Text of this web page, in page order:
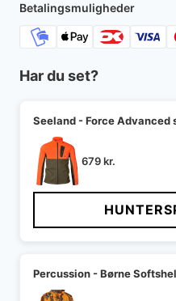
Betalingsmuligheder
Har du set?
Seeland - Force
679kr.
Percussion - Børne